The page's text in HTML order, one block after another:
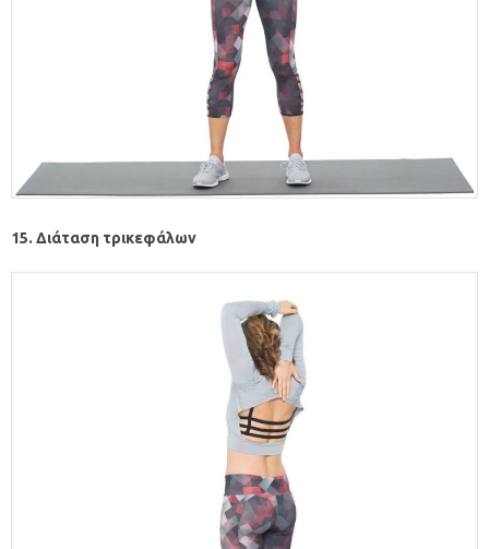
15. Διάταση τρικεφάλων